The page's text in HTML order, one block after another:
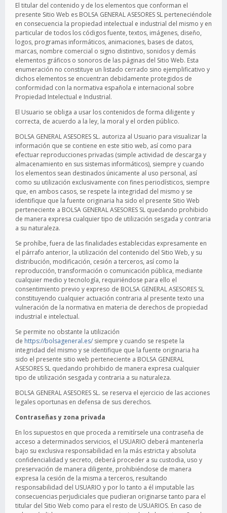
El titular del contenido y de los elementos que conforman el
presente Sitio Web es BOLSA GENERAL ASESORES SL perteneciéndole
en consecuencia la propiedad intelectual e industrial del mismo y en
particular de todos los códigos fuente, textos, imágenes, diseño,
logos, programas informáticos, animaciones, bases de datos,
marcas, nombre comercial o signo distintivo, sonidos y demás
elementos gráficos o sonoros de las páginas del Sitio Web. Esta
enumeración no constituye un listado cerrado sino ejemplificativo y
dichos elementos se encuentran debidamente protegidos de
conformidad con la normativa española e internacional sobre
Propiedad Intelectual e Industrial.
El Usuario se obliga a usar los contenidos de forma diligente y
correcta, de acuerdo a la ley, la moral y el orden público.
BOLSA GENERAL ASESORES SL. autoriza al Usuario para visualizar la
información que se contiene en este sitio web, así como para
efectuar reproducciones privadas (simple actividad de descarga y
almacenamiento en sus sistemas informáticos), siempre y cuando
los elementos sean destinados únicamente al uso personal, así
como su utilización exclusivamente con fines periodísticos, siempre
que, en ambos casos, se respete la integridad del mismo y se
identifique que la fuente originaria ha sido el presente Sitio Web
perteneciente a BOLSA GENERAL ASESORES SL quedando prohibido
de manera expresa cualquier tipo de utilización sesgada y contraria
a su naturaleza.
Se prohíbe, fuera de las finalidades establecidas expresamente en
el párrafo anterior, la utilización del contenido del Sitio Web, y su
distribución, modificación, cesión a terceros, así como la
reproducción, transformación o comunicación pública, mediante
cualquier medio y tecnología, requiriéndose para ello el
consentimiento previo y expreso de BOLSA GENERAL ASESORES SL
constituyendo cualquier actuación contraria al presente texto una
vulneración de la normativa en materia de derechos de propiedad
industrial e intelectual.
Se permite no obstante la utilización
de https://bolsageneral.es/ siempre y cuando se respete la
integridad del mismo y se identifique que la fuente originaria ha
sido el presente sitio web perteneciente a BOLSA GENERAL
ASESORES SL quedando prohibido de manera expresa cualquier
tipo de utilización sesgada y contraria a su naturaleza.
BOLSA GENERAL ASESORES SL. se reserva el ejercicio de las acciones
legales oportunas en defensa de sus derechos.
Contraseñas y zona privada
En los supuestos en que proceda a remitírsele una contraseña de
acceso a determinados servicios, el USUARIO deberá mantenerla
bajo su exclusiva responsabilidad en la más estricta y absoluta
confidencialidad y secreto, deberá proceder a su custodia, uso y
preservación de manera diligente, prohibiéndose de manera
expresa la cesión de la misma a terceros, resultando
responsabilidad del USUARIO y por lo tanto a él imputable las
consecuencias perjudiciales que pudieran originarse tanto para el
titular del Sitio Web como para el resto de USUARIOS. En caso de